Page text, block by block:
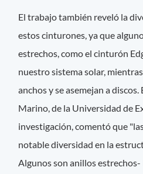
El trabajo también reveló la
estos cinturones, ya que
estrechos, como el cinturón
nuestro sistema solar,
anchos y se asemejan a
Marino, de la Universidad de
investigación, comentó que
notable diversidad en la
Algunos son anillos